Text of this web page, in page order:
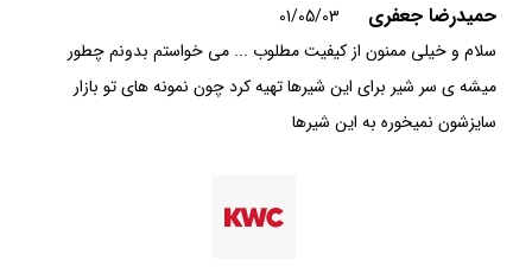
حمیدرضا جعفری
01/05/03
سلام و خیلی ممنون از کیفیت مطلوب ... می خواستم بدونم چطور
میشه ی سر شیر برای این شیرها تهیه کرد چون نمونه های تو بازار
سایزشون نمیخوره به این شیرها